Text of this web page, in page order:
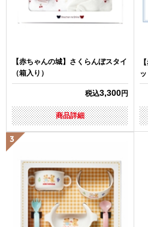
【赤ちゃんの城】さくらんぼスタイ
（箱入り）
税込3,300円
商品詳細